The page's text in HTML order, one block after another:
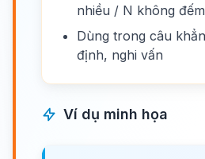
nhiều / N không
Dùng trong câu
định, nghi vấn
Ví dụ minh họa